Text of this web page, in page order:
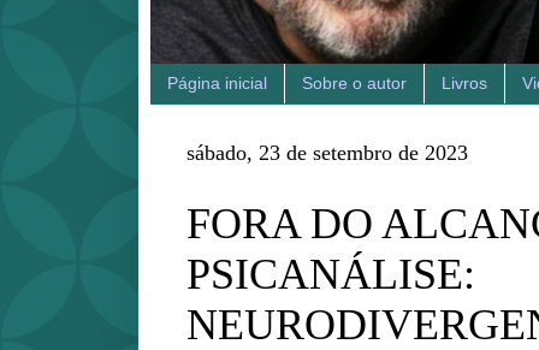
Página inicial Sobre o autor Livros
sábado, 23 de setembro de 2023
FORA DO
PSICANÁLISE: